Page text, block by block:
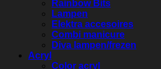
Rainbow Bits
Lampen
Elektra accesoires
Combi manicure
Diva lampen/frezen
Acryl
Color acryl